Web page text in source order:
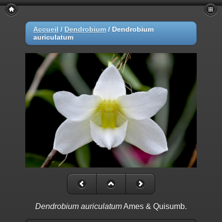
Accueil / Dendrobium / Dendrobium
auriculatum
Dendrobium auriculatumAmes & Quisumb.